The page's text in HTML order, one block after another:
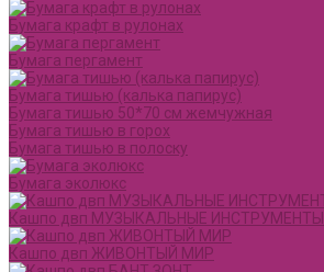
Бумага крафт в рулонах
Бумага пергамент
Бумага тишью (калька папирус)
Бумага тишью 50*70 см жемчужная
Бумага тишью в горох
Бумага тишью в полоску
Бумага эколюкс
Кашпо двп МУЗЫКАЛЬНЫЕ ИНСТРУМЕНТЫ
Кашпо двп ЖИВОНТЫЙ МИР